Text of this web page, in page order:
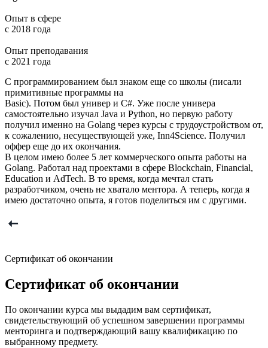
Опыт в сфере
с 2018 года
Опыт преподавания
с 2021 года
С программированием был знаком еще со школы (писали
примитивные программы на
Basic). Потом был универ и C#. Уже после универа
самостоятельно изучал Java и Python, но первую работу
получил именно на Golang через курсы с трудоустройством от,
к сожалению, несуществующей уже, Inn4Science. Получил
оффер еще до их окончания.
В целом имею более 5 лет коммерческого опыта работы на
Golang. Работал над проектами в сфере Blockchain, Financial,
Education и AdTech. В то время, когда мечтал стать
разработчиком, очень не хватало ментора. А теперь, когда я
имею достаточно опыта, я готов поделиться им с другими.
Сертификат об окончании
Сертификат об окончании
По окончании курса мы выдадим вам сертификат,
свидетельствующий об успешном завершении программы
менторинга и подтверждающий вашу квалификацию по
выбранному предмету.